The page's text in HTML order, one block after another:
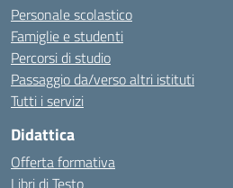
Personale scolastico
Famiglie e studenti
Percorsi di studio
Passaggio da/verso altri istituti
Tutti i servizi
Didattica
Offerta formativa
Libri di Testo